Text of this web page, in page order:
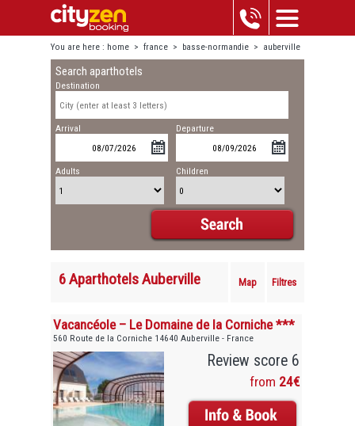
You are here : home > france > basse-normandie > auberville
Search aparthotels
Destination
Arrival Departure
Adults Children
6 Aparthotels Auberville Map Filtres
Vacancéole – Le Domaine de la Corniche ***
560 Route de la Corniche 14640 Auberville - France
Review score 6
from 24€